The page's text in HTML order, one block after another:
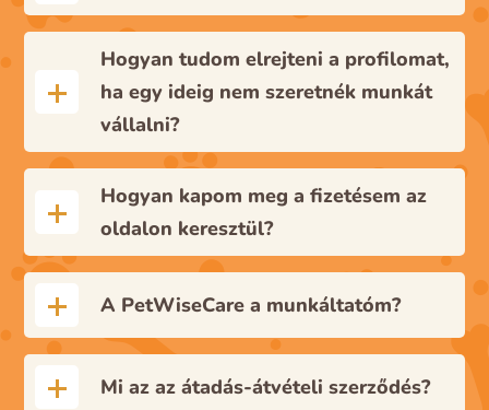
Hogyan tudom elrejteni a profilomat,
ha egy ideig nem szeretnék munkát
vállalni?
Hogyan kapom meg a fizetésem az
oldalon keresztül?
A PetWiseCare a munkáltatóm?
Mi az az átadás-átvételi szerződés?